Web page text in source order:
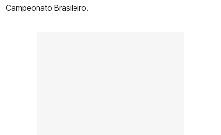
Campeonato Brasileiro.